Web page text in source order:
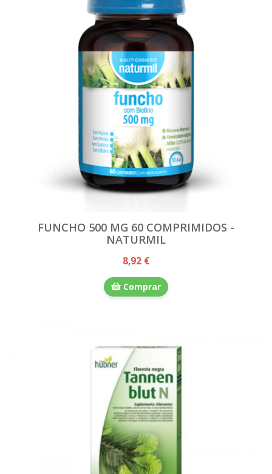
FUNCHO 500 MG 60 COMPRIMIDOS -
NATURMIL
8,92 €
Comprar